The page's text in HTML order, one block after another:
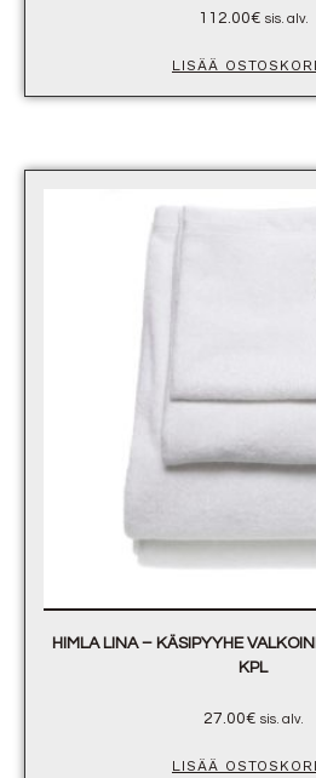
112.00€ sis. alv.
LISÄÄ
HIMLA LINA – KÄSIPYYHE
KPL
27.00€ sis. alv.
LISÄÄ